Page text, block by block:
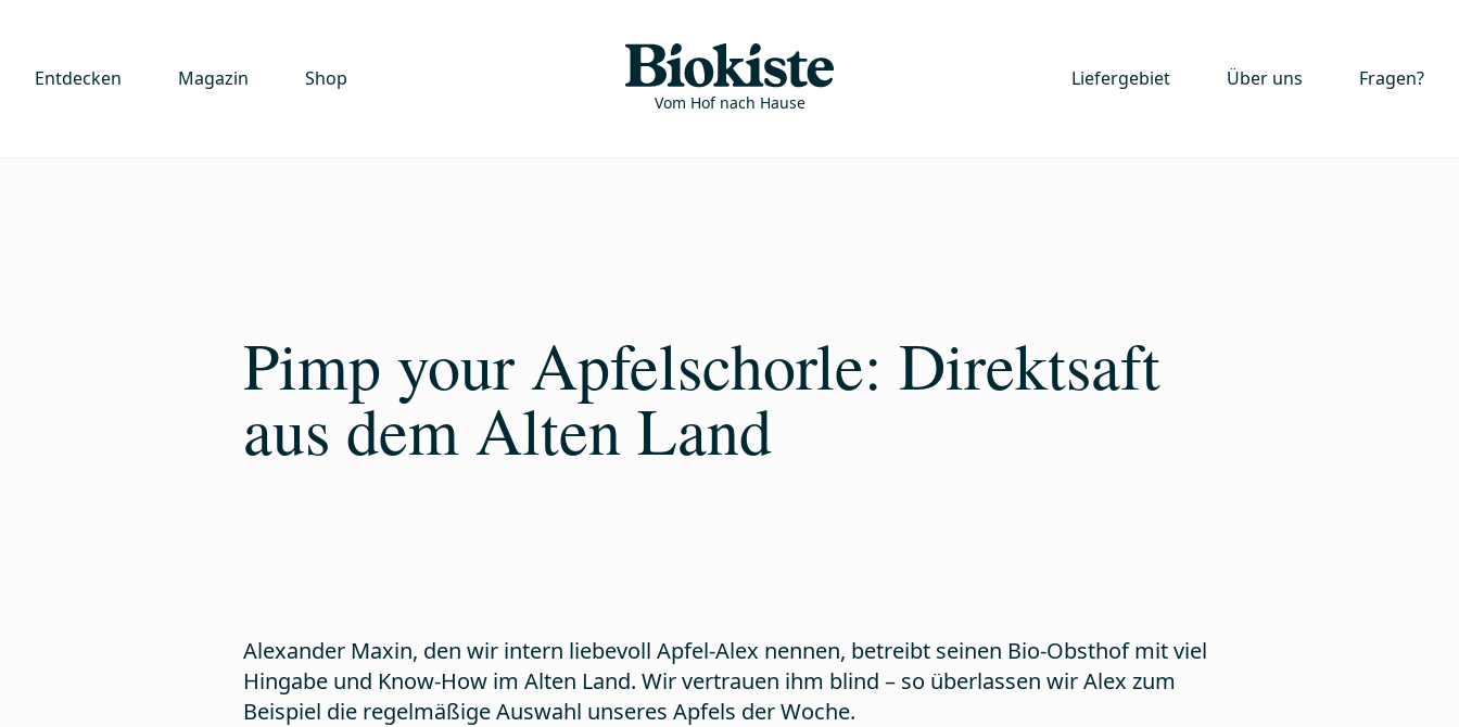
Entdecken Magazin Shop
Vom Hof nach Hause
Liefergebiet Über uns Fragen?
Pimp your Apfelschorle: Direktsaft
aus dem Alten Land
Alexander Maxin, den wir intern liebevoll Apfel-Alex nennen, betreibt seinen Bio-Obsthof mit viel
Hingabe und Know-How im Alten Land. Wir vertrauen ihm blind – so überlassen wir Alex zum
Beispiel die regelmäßige Auswahl unseres Apfels der Woche.